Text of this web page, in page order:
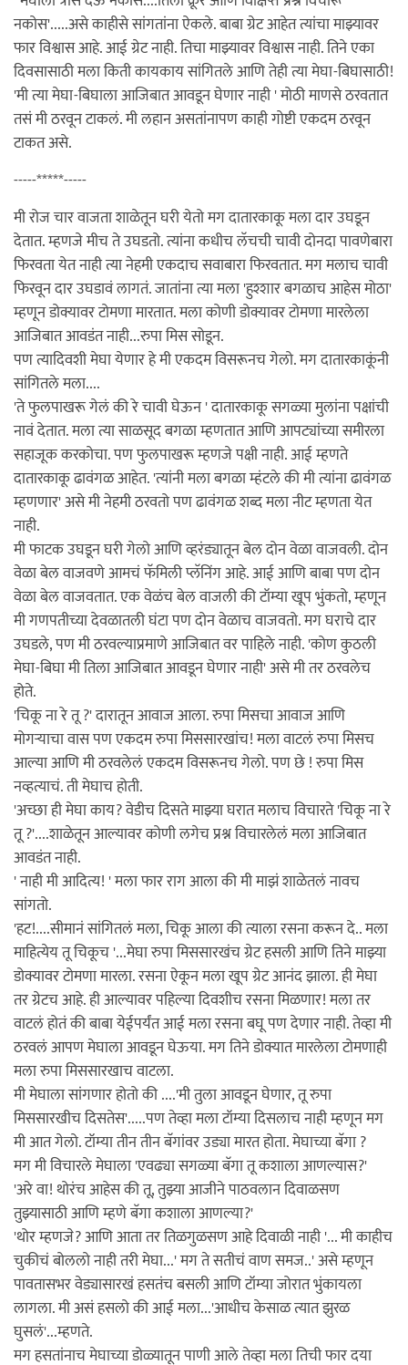
नकोस'.....असे काहीसे सांगतांना ऐकले. बाबा ग्रेट आहेत त्यांचा माझ्यावर
फार विश्वास आहे. आई ग्रेट नाही. तिचा माझ्यावर विश्वास नाही. तिने एका
दिवसासाठी मला किती कायकाय सांगितले आणि तेही त्या मेघा-बिघासाठी!
'मी त्या मेघा-बिघाला आजिबात आवडून घेणार नाही ' मोठी माणसे ठरवतात
तसं मी ठरवून टाकलं. मी लहान असतांनापण काही गोष्टी एकदम ठरवून
टाकत असे.
-----*****-----
मी रोज चार वाजता शाळेतून घरी येतो मग दातारकाकू मला दार उघडून
देतात. म्हणजे मीच ते उघडतो. त्यांना कधीच लॅचची चावी दोनदा पावणेबारा
फिरवता येत नाही त्या नेहमी एकदाच सवाबारा फिरवतात. मग मलाच चावी
फिरवून दार उघडावं लागतं. जातांना त्या मला 'हुश्शार बगळाच आहेस मोठा'
म्हणून डोक्यावर टोमणा मारतात. मला कोणी डोक्यावर टोमणा मारलेला
आजिबात आवडंत नाही...रुपा मिस सोडून.
पण त्यादिवशी मेघा येणार हे मी एकदम विसरूनच गेलो. मग दातारकाकूंनी
सांगितले मला....
'ते फुलपाखरू गेलं की रे चावी घेऊन ' दातारकाकू सगळ्या मुलांना पक्षांची
नावं देतात. मला त्या साळसूद बगळा म्हणतात आणि आपट्यांच्या समीरला
सहाजूक करकोचा. पण फुलपाखरू म्हणजे पक्षी नाही. आई म्हणते
दातारकाकू ढावंगळ आहेत. 'त्यांनी मला बगळा म्हंटले की मी त्यांना ढावंगळ
म्हणणार' असे मी नेहमी ठरवतो पण ढावंगळ शब्द मला नीट म्हणता येत
नाही.
मी फाटक उघडून घरी गेलो आणि व्हरंड्यातून बेल दोन वेळा वाजवली. दोन
वेळा बेल वाजवणे आमचं फॅमिली प्लॅनिंग आहे. आई आणि बाबा पण दोन
वेळा बेल वाजवतात. एक वेळंच बेल वाजली की टॉम्या खूप भुंकतो, म्हणून
मी गणपतीच्या देवळातली घंटा पण दोन वेळाच वाजवतो. मग घराचे दार
उघडले, पण मी ठरवल्याप्रमाणे आजिबात वर पाहिले नाही. 'कोण कुठली
मेघा-बिघा मी तिला आजिबात आवडून घेणार नाही' असे मी तर ठरवलेच
होते.
'चिकू ना रे तू ?' दारातून आवाज आला. रुपा मिसचा आवाज आणि
मोगर्‍याचा वास पण एकदम रुपा मिससारखांच! मला वाटलं रुपा मिसच
आल्या आणि मी ठरवलेलं एकदम विसरूनच गेलो. पण छे ! रुपा मिस
नव्हत्याचं. ती मेघाच होती.
'अच्छा ही मेघा काय? वेडीच दिसते माझ्या घरात मलाच विचारते 'चिकू ना रे
तू ?'....शाळेतून आल्यावर कोणी लगेच प्रश्न विचारलेलं मला आजिबात
आवडंत नाही.
' नाही मी आदित्य! ' मला फार राग आला की मी माझं शाळेतलं नावच
सांगतो.
'हट!....सीमानं सांगितलं मला, चिकू आला की त्याला रसना करून दे.. मला
माहित्येय तू चिकूच '...मेघा रुपा मिससारखंच ग्रेट हसली आणि तिने माझ्या
डोक्यावर टोमणा मारला. रसना ऐकून मला खूप ग्रेट आनंद झाला. ही मेघा
तर ग्रेटच आहे. ही आल्यावर पहिल्या दिवशीच रसना मिळणार! मला तर
वाटलं होतं की बाबा येईपर्यंत आई मला रसना बघू पण देणार नाही. तेव्हा मी
ठरवलं आपण मेघाला आवडून घेऊया. मग तिने डोक्यात मारलेला टोमणाही
मला रुपा मिससारखाच वाटला.
मी मेघाला सांगणार होतो की ....'मी तुला आवडून घेणार, तू रुपा
मिससारखीच दिसतेस'.....पण तेव्हा मला टॉम्या दिसलाच नाही म्हणून मग
मी आत गेलो. टॉम्या तीन तीन बॅगांवर उड्या मारत होता. मेघाच्या बॅगा ?
मग मी विचारले मेघाला 'एवढ्या सगळ्या बॅगा तू कशाला आणल्यास?'
'अरे वा! थोरंच आहेस की तू, तुझ्या आजीने पाठवलान दिवाळसण
तुझ्यासाठी आणि म्हणे बॅगा कशाला आणल्या?'
'थोर म्हणजे? आणि आता तर तिळगुळसण आहे दिवाळी नाही '... मी काहीच
चुकीचं बोललो नाही तरी मेघा...' मग ते सतीचं वाण समज..' असे म्हणून
पावतासभर वेड्यासारखं हसतंच बसली आणि टॉम्या जोरात भुंकायला
लागला. मी असं हसलो की आई मला...'आधीच केसाळ त्यात झुरळ
घुसलं'...म्हणते.
मग हसतांनाच मेघाच्या डोळ्यातून पाणी आले तेव्हा मला तिची फार दया